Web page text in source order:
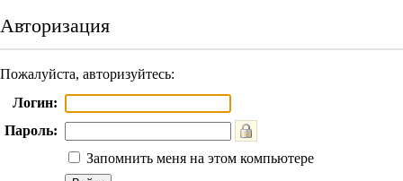
Авторизация
Пожалуйста, авторизуйтесь:
Логин:
Пароль:
Запомнить меня на этом компьютере